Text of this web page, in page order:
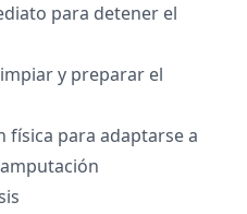
para detener el
y preparar el
física para adaptarse a